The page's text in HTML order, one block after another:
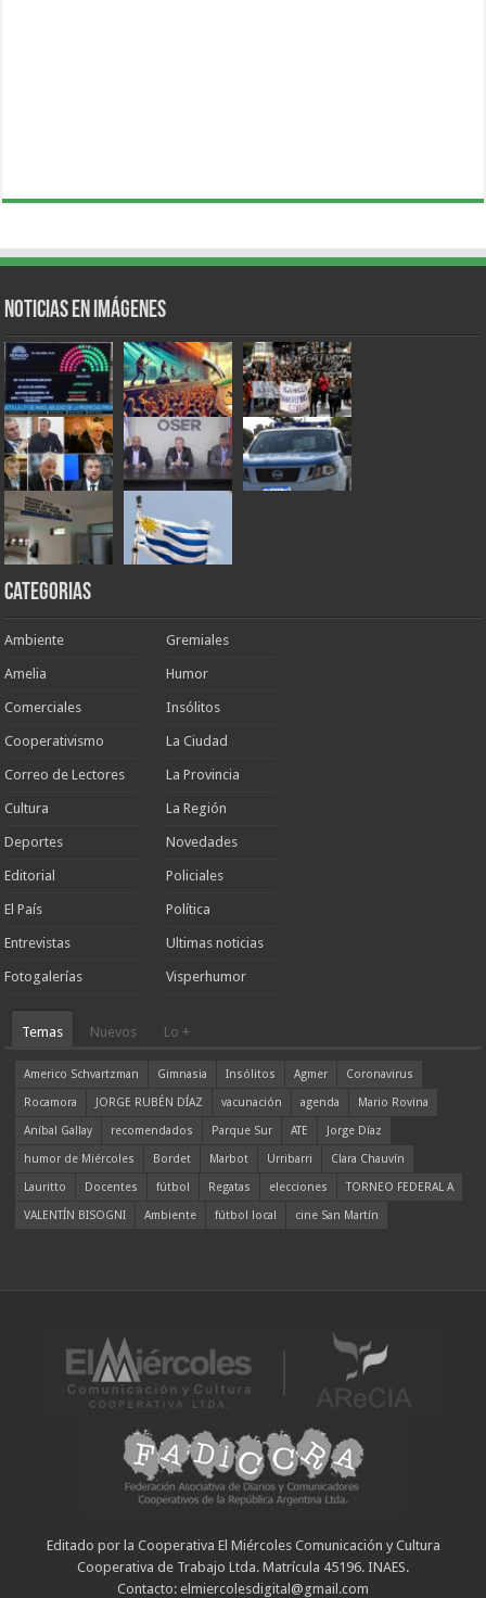
Noticias en Imágenes
Categorias
Ambiente
Amelia
Comerciales
Cooperativismo
Correo de Lectores
Cultura
Deportes
Editorial
El País
Entrevistas
Fotogalerías
Gremiales
Humor
Insólitos
La Ciudad
La Provincia
La Región
Novedades
Policiales
Política
Ultimas noticias
Visperhumor
Temas Nuevos Lo +
Americo Schvartzman Gimnasia Insólitos Agmer
Coronavirus
Rocamora
JORGE RUBÉN DÍAZ vacunación agenda
Mario Rovina
Aníbal Gallay
recomendados Parque Sur ATE
Jorge Díaz
humor de Miércoles
Bordet Marbot Urribarri
Clara Chauvín
Lauritto
Docentes fútbol Regatas elecciones
TORNEO FEDERAL A
VALENTÍN BISOGNI
Ambiente fútbol local cine San Martín
Editado por la Cooperativa El Miércoles Comunicación y Cultura
Cooperativa de Trabajo Ltda. Matrícula 45196. INAES.
Contacto: elmiercolesdigital@gmail.com